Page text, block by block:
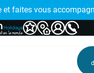
et faites vous